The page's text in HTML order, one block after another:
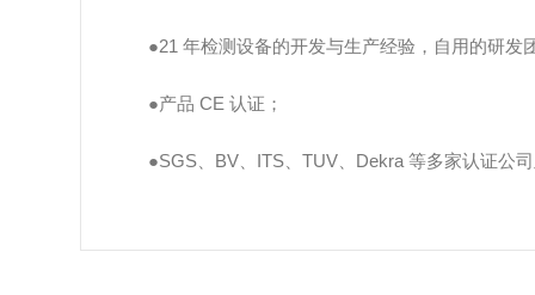
●21 年检测设备的开发与生产经验，自用的研发
●产品 CE 认证；
●SGS、BV、ITS、TUV、Dekra 等多家认证公